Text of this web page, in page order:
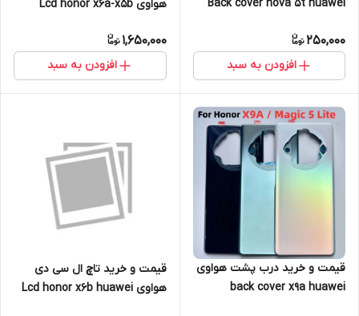
Back cover nova 5t huawei
250,000
افزودن به سبد
هواوی Lcd honor x6a-x5b
1,650,000
افزودن به سبد
قیمت و خرید درب پشت هواوی
back cover x9a huawei
قیمت و خرید تاچ ال سی دی
هواوی Lcd honor x6b huawei